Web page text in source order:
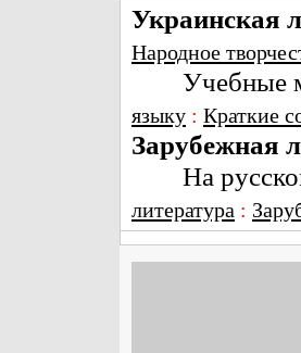
Украинская
Народное
Учебные
языку : Краткие
Зарубежная
На
литература :